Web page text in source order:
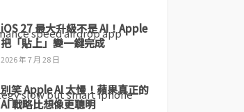
iOS 27 最大升級不是 AI！Apple
把「貼上」變一鍵完成
2026 年 7 月 28 日
別笑 Apple AI 太慢！蘋果真正的
AI 戰略比想像更聰明